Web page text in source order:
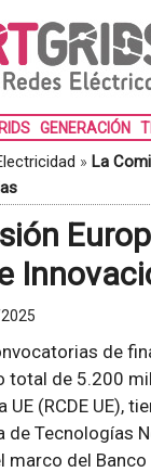
GENERACIÓN
» La
de
total de 5.200
UE (RCDE UE),
de Tecnologías
marco del